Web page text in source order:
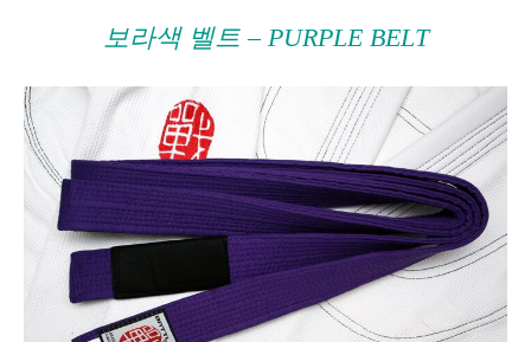
보라색 벨트 – PURPLE BELT